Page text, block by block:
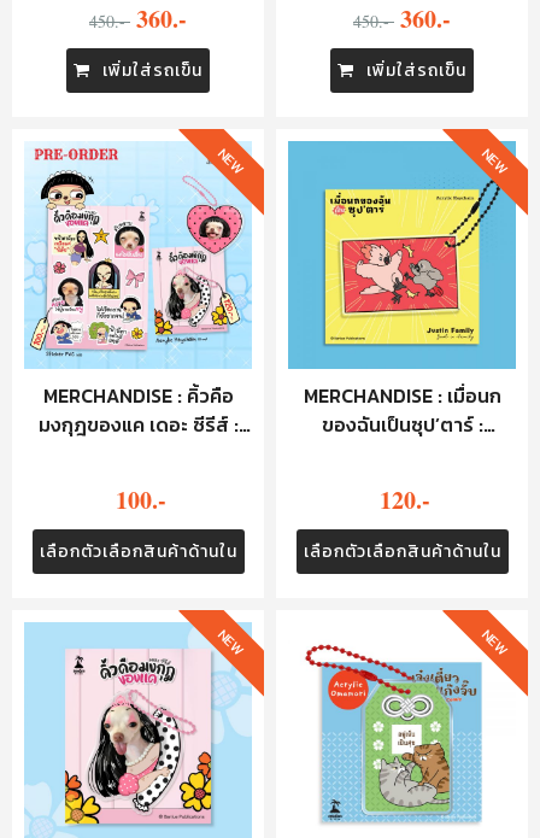
450.- 360.-
เพิ่มใส่รถเข็น
450.- 360.-
เพิ่มใส่รถเข็น
MERCHANDISE : คิ้วคือ
มงกุฎของแค เดอะ ซีรีส์ :
100.-
เลือกตัวเลือกสินค้าด้านใน
NEW
MERCHANDISE : เมื่อนก
ของฉันเป็นซุป’ตาร์ :
120.-
เลือกตัวเลือกสินค้าด้านใน
NEW
NEW NEW